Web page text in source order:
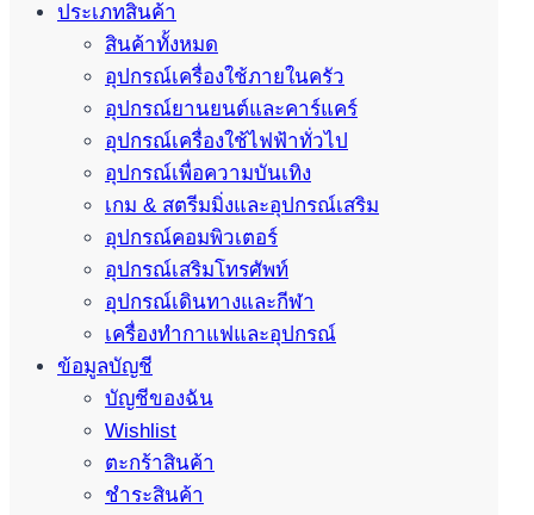
ประเภทสินค้า
สินค้าทั้งหมด
อุปกรณ์เครื่องใช้ภายในครัว
อุปกรณ์ยานยนต์และคาร์แคร์
อุปกรณ์เครื่องใช้ไฟฟ้าทั่วไป
อุปกรณ์เพื่อความบันเทิง
เกม & สตรีมมิ่งและอุปกรณ์เสริม
อุปกรณ์คอมพิวเตอร์
อุปกรณ์เสริมโทรศัพท์
อุปกรณ์เดินทางและกีฬา
เครื่องทำกาแฟและอุปกรณ์
ข้อมูลบัญชี
บัญชีของฉัน
Wishlist
ตะกร้าสินค้า
ชำระสินค้า